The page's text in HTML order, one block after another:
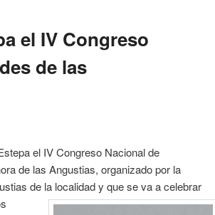
el IV Congreso
de las
el IV Congreso Nacional de
de las Angustias, organizado por la
de la localidad y que se va a celebrar